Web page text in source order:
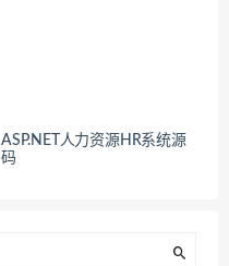
ASP.NET人力资源HR系统源
码